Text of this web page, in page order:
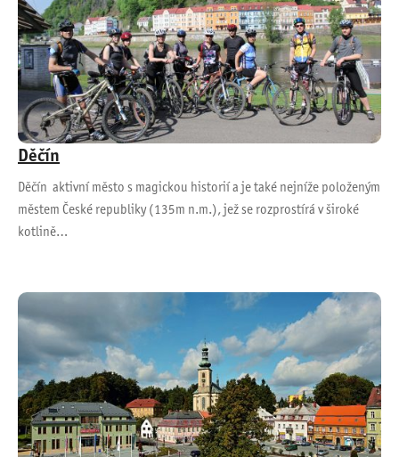
Děčín
Děčín aktivní město s magickou historií a je také nejníže položeným
městem České republiky (135m n.m.), jež se rozprostírá v široké
kotlině…